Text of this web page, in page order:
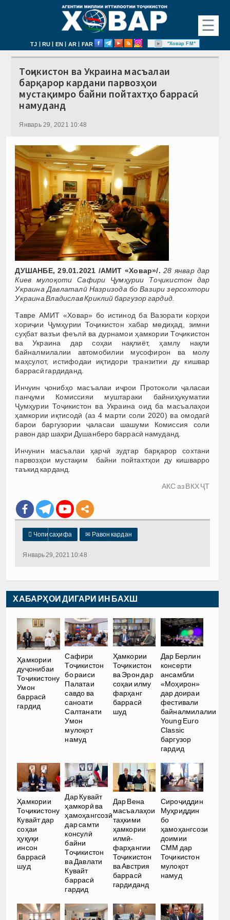
☰
TJ | RU | EN | AR | FAR "Ховар FM"
Тоҷикистон ва Украина масъалаи
барқарор кардани парвозҳои
мустақимро байни пойтахтҳо баррасӣ
намуданд
Январь 29, 2021 10:48
ДУШАНБЕ, 29.01.2021 /АМИТ «Ховар»/. 28 январ дар
Киев мулоқоти Сафири Ҷумҳурии Тоҷикистон дар
Украина Давлаталӣ Назризода бо Вазири зерсохтори
Украина Владислав Криклий баргузор гардид.
Тавре АМИТ «Ховар» бо истинод ба Вазорати корҳои
хориҷии Ҷумҳурии Тоҷикистон хабар медиҳад, зимни
суҳбат вазъи феълӣ ва дурнамои ҳамкории Тоҷикистон
ва Украина дар соҳаи нақлиёт, ҳамлу нақли
байналмилалии автомобилии мусофирон ва молу
маҳсулот, истифодаи иқтидори транзитии ду кишвар
баррасӣ гардиданд.
Инчуин ҷонибҳо масъалаи иҷрои Протоколи ҷаласаи
панҷуми Комиссияи муштараки байниҳукуматии
Ҷумҳурии Тоҷикистон ва Украина оид ба масъалаҳои
ҳамкории иқтисодӣ (аз 4 марти соли 2020) ва омодагӣ
барои баргузории ҷаласаи шашуми Комиссия соли
равон дар шаҳри Душанберо баррасӣ намуданд.
Инчунин масъалаи ҳарчӣ зудтар барқарор сохтани
парвозҳои мустақим байни пойтахтҳои ду кишварро
таъкид карданд.
АКС аз ВКХ ҶТ
 Чопи саҳифа ✉ Равон кардан
Январь 29, 2021 10:48
ХАБАРҲОИ ДИГАРИ ИН БАХШ
Ҳамкории
дуҷонибаи
Тоҷикистону
Умон
баррасӣ
гардид
Сафири
Тоҷикистон
бо раиси
Палатаи
савдо ва
саноати
Салтанати
Умон
мулоқот
намуд
Ҳамкории
Тоҷикистон
ва Эрон дар
соҳаи илму
фарҳанг
баррасӣ
шуд
Дар Берлин
консерти
ансамбли
«Моҳирон»
дар доираи
фестивали
байналмилалии
Young Euro
Classic
баргузор
гардид
Ҳамкории
Тоҷикистону
Кувайт дар
соҳаи
ҳуқуқи
инсон
баррасӣ
шуд
Дар Кувайт
ҳамкорӣ ва
ҳамоҳангсозӣ
дар самти
консулӣ
байни
Тоҷикистон
ва Давлати
Кувайт
баррасӣ
гардид
Дар Вена
масъалаҳои
таҳкими
ҳамкории
илмӣ-
фарҳангии
Тоҷикистон
ва Австрия
баррасӣ
гардиданд
Сироҷиддин
Муҳриддин
бо
ҳамоҳангсози
доимии
СММ дар
Тоҷикистон
мулоқот
намуд